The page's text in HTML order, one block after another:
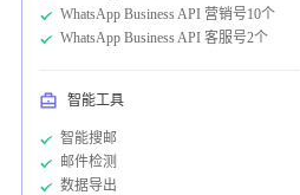
WhatsApp Business API 营销号10个
WhatsApp Business API 客服号2个
智能工具
智能搜邮
邮件检测
数据导出